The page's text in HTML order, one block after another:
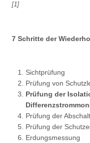
[1]
7 Schritte der
Sichtprüfung
Prüfung von
Prüfung der
Prüfung der
Prüfung der
Erdungsmessung